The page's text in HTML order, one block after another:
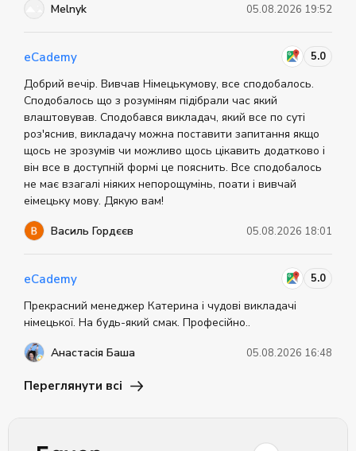
Melnyk
05.08.2026 19:52
eCademy 5.0
Добрий вечір. Вивчав Німецькумову, все сподобалось.
Сподобалось що з розуміням підібрали час який
влаштовував. Сподобався викладач, який все по суті
роз'яснив, викладачу можна поставити запитання якщо
щось не зрозумів чи можливо щось цікавить додатково і
він все в доступній формі це пояснить. Все сподобалось
не має взагалі ніяких непорощумінь, поати і вивчай
еімецьку мову. Дякую вам!
Василь Гордєєв
05.08.2026 18:01
eCademy 5.0
Прекрасний менеджер Катерина і чудові викладачі
німецької. На будь-який смак. Професійно..
Анастасія Баша
05.08.2026 16:48
Переглянути всі